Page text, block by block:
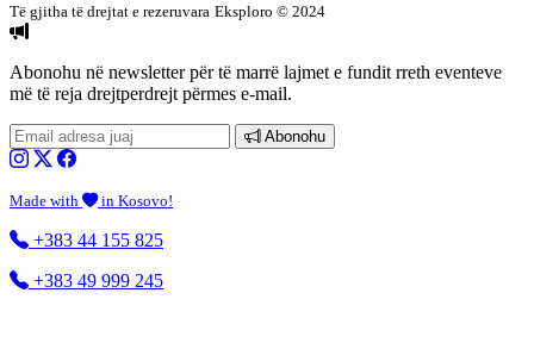
Të gjitha të drejtat e rezeruvara Eksploro © 2024
Abonohu në newsletterpër të marrë lajmet e fundit rreth eventeve
më të reja drejtperdrejt përmes e-mail.
Abonohu
Made with in Kosovo!
+383 44 155 825
+383 49 999 245